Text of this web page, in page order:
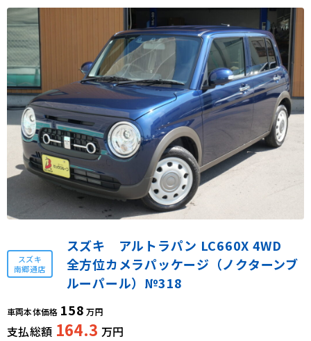
スズキ
南郷通店
スズキ アルトラパン LC660X 4WD
全方位カメラパッケージ（ノクターンブ
ルーパール）№318
車両本体価格 158 万円
支払総額 164.3 万円